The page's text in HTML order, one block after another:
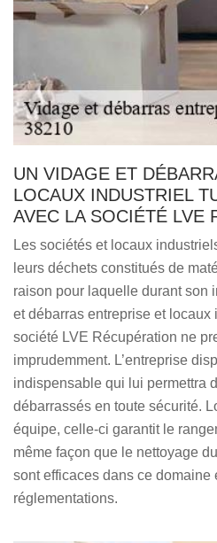
UN VIDAGE ET
LOCAUX INDUSTRIEL
AVEC LA SOCIÉTÉ LVE
Les sociétés et locaux
leurs déchets constitués de
raison pour laquelle durant son
et débarras entreprise et locaux
société LVE Récupération ne
imprudemment. L’entreprise
indispensable qui lui permettra
débarrassés en toute sécurité.
équipe, celle-ci garantit le
même façon que le nettoyage
sont efficaces dans ce domaine
réglementations.